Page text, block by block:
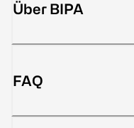
Über BIPA
FAQ